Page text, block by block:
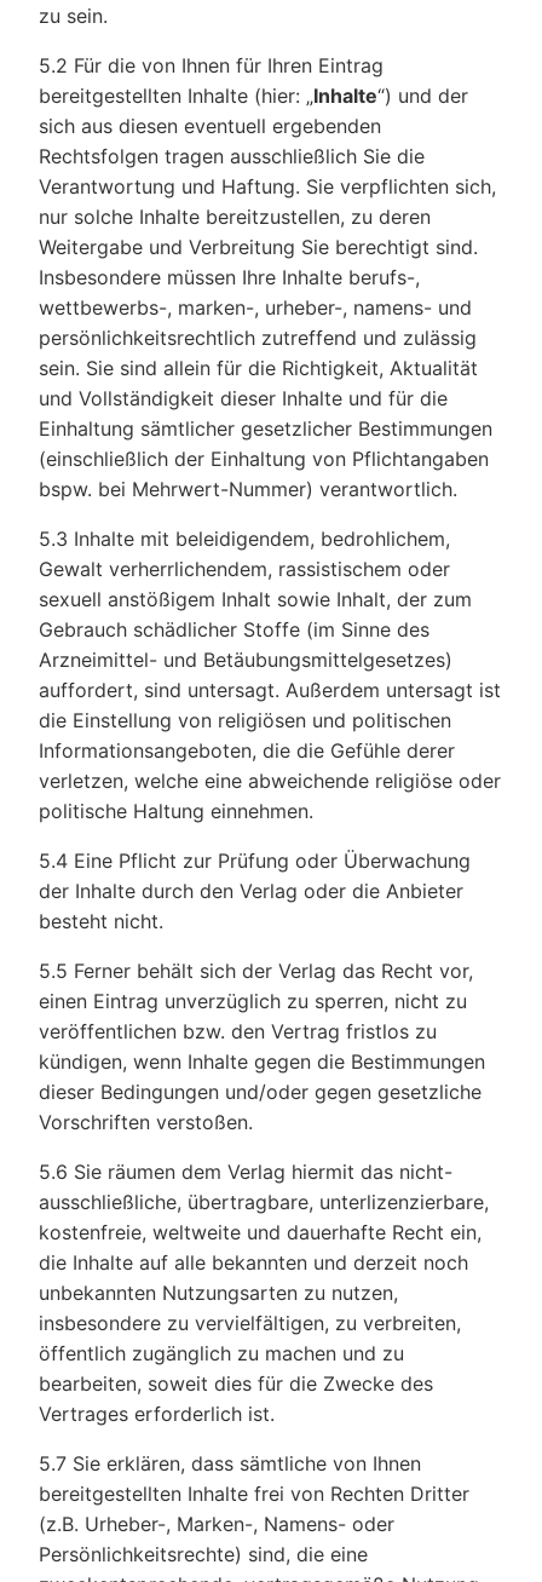
zu sein.
5.2 Für die von Ihnen für Ihren Eintrag
bereitgestellten Inhalte (hier: „Inhalte“) und der
sich aus diesen eventuell ergebenden
Rechtsfolgen tragen ausschließlich Sie die
Verantwortung und Haftung. Sie verpflichten sich,
nur solche Inhalte bereitzustellen, zu deren
Weitergabe und Verbreitung Sie berechtigt sind.
Insbesondere müssen Ihre Inhalte berufs-,
wettbewerbs-, marken-, urheber-, namens- und
persönlichkeitsrechtlich zutreffend und zulässig
sein. Sie sind allein für die Richtigkeit, Aktualität
und Vollständigkeit dieser Inhalte und für die
Einhaltung sämtlicher gesetzlicher Bestimmungen
(einschließlich der Einhaltung von Pflichtangaben
bspw. bei Mehrwert-Nummer) verantwortlich.
5.3 Inhalte mit beleidigendem, bedrohlichem,
Gewalt verherrlichendem, rassistischem oder
sexuell anstößigem Inhalt sowie Inhalt, der zum
Gebrauch schädlicher Stoffe (im Sinne des
Arzneimittel- und Betäubungsmittelgesetzes)
auffordert, sind untersagt. Außerdem untersagt ist
die Einstellung von religiösen und politischen
Informationsangeboten, die die Gefühle derer
verletzen, welche eine abweichende religiöse oder
politische Haltung einnehmen.
5.4 Eine Pflicht zur Prüfung oder Überwachung
der Inhalte durch den Verlag oder die Anbieter
besteht nicht.
5.5 Ferner behält sich der Verlag das Recht vor,
einen Eintrag unverzüglich zu sperren, nicht zu
veröffentlichen bzw. den Vertrag fristlos zu
kündigen, wenn Inhalte gegen die Bestimmungen
dieser Bedingungen und/oder gegen gesetzliche
Vorschriften verstoßen.
5.6 Sie räumen dem Verlag hiermit das nicht-
ausschließliche, übertragbare, unterlizenzierbare,
kostenfreie, weltweite und dauerhafte Recht ein,
die Inhalte auf alle bekannten und derzeit noch
unbekannten Nutzungsarten zu nutzen,
insbesondere zu vervielfältigen, zu verbreiten,
öffentlich zugänglich zu machen und zu
bearbeiten, soweit dies für die Zwecke des
Vertrages erforderlich ist.
5.7 Sie erklären, dass sämtliche von Ihnen
bereitgestellten Inhalte frei von Rechten Dritter
(z.B. Urheber-, Marken-, Namens- oder
Persönlichkeitsrechte) sind, die eine